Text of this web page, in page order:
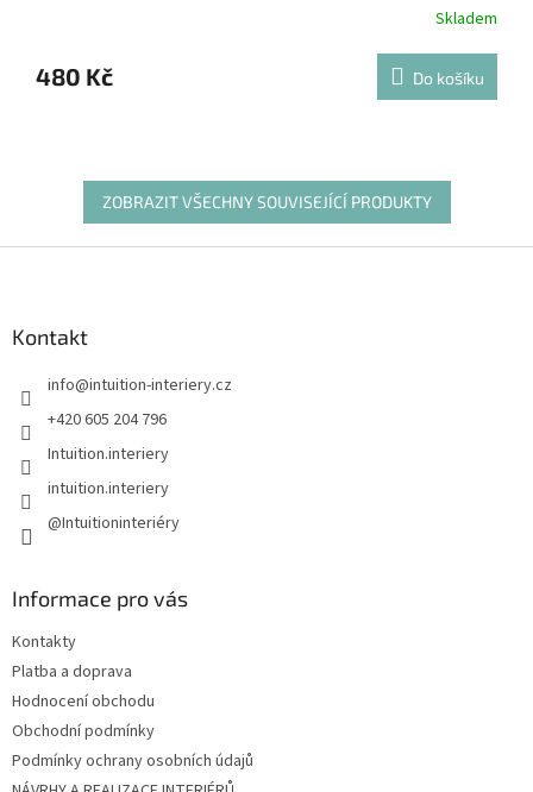
Skladem
480 Kč Do košíku
ZOBRAZIT VŠECHNY SOUVISEJÍCÍ PRODUKTY
Kontakt
info@intuition-interiery.cz
+420 605 204 796
Intuition.interiery
intuition.interiery
@Intuitioninteriéry
Informace pro vás
Kontakty
Platba a doprava
Hodnocení obchodu
Obchodní podmínky
Podmínky ochrany osobních údajů